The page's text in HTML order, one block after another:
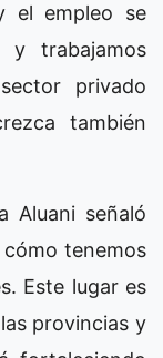
el empleo se
trabajamos
privado
también
Aluani señaló
tenemos
Este lugar es
provincias y